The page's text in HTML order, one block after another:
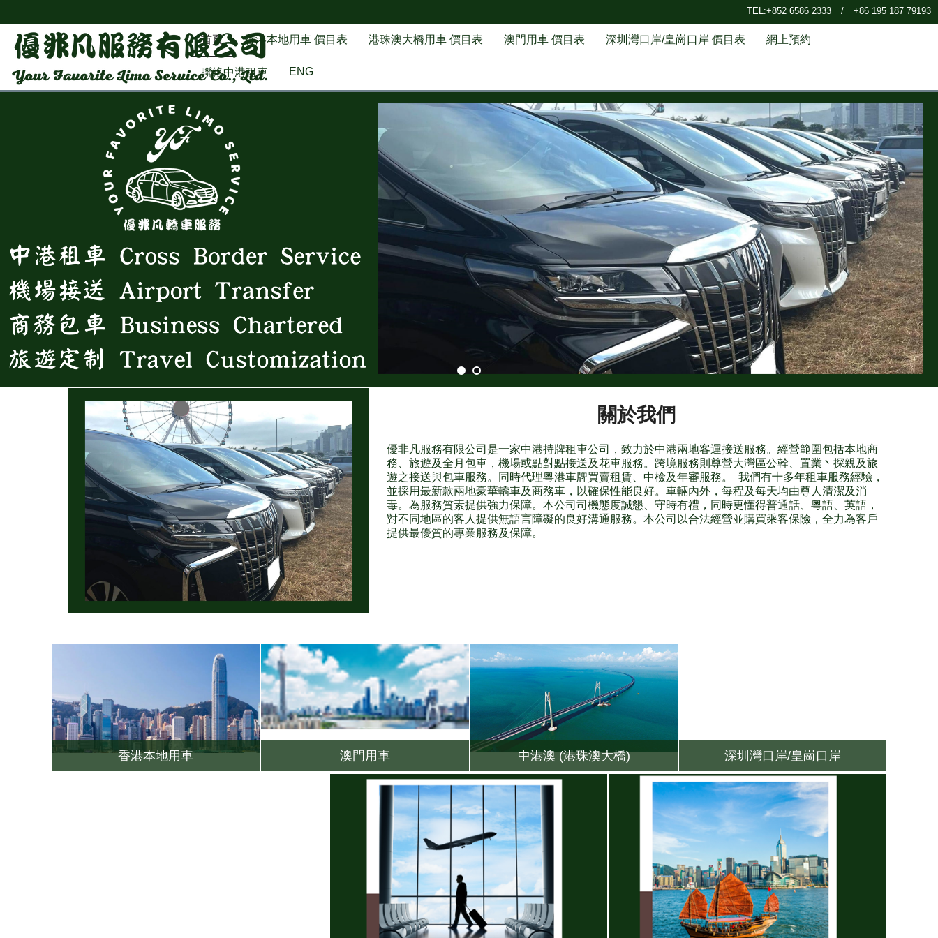
TEL:+852 6586 2333 / +86 195 187 79193
首頁 香港本地用車 價目表 港珠澳大橋用車 價目表 澳門用車 價目表 深圳灣口岸/皇崗口岸 價目表 網上預約
聯絡中港租車 ENG
關於我們
優非凡服務有限公司是一家中港持牌租車公司，致力於中港兩地客運接送服務。經營範圍包括本地商
務、旅遊及全月包車，機場或點對點接送及花車服務。跨境服務則尊營大灣區公幹、置業丶探親及旅
遊之接送與包車服務。同時代理粵港車牌買賣租賃、中檢及年審服務。 我們有十多年租車服務經驗，
並採用最新款兩地豪華轎車及商務車，以確保性能良好。車輛內外，每程及每天均由尊人清潔及消
毒。為服務質素提供強力保障。本公司司機態度誠懇、守時有禮，同時更懂得普通話、粵語、英語，
對不同地區的客人提供無語言障礙的良好溝通服務。本公司以合法經營並購買乘客保險，全力為客戶
提供最優質的專業服務及保障。
香港本地用車 澳門用車 中港澳 (港珠澳大橋) 深圳灣口岸/皇崗口岸